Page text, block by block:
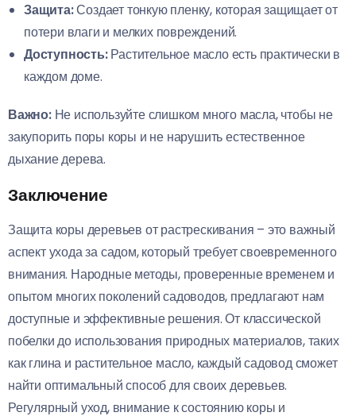
Защита:Создает тонкую пленку, которая защищает от
потери влаги и мелких повреждений.
Доступность:Растительное масло есть практически в
каждом доме.
Важно:Не используйте слишком много масла, чтобы не
закупорить поры коры и не нарушить естественное
дыхание дерева.
Заключение
Защита коры деревьев от растрескивания – это важный
аспект ухода за садом, который требует своевременного
внимания. Народные методы, проверенные временем и
опытом многих поколений садоводов, предлагают нам
доступные и эффективные решения. От классической
побелки до использования природных материалов, таких
как глина и растительное масло, каждый садовод сможет
найти оптимальный способ для своих деревьев.
Регулярный уход, внимание к состоянию коры и